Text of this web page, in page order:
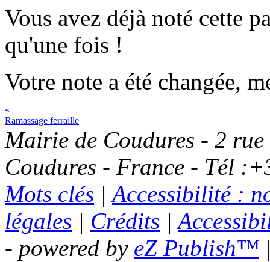
Vous avez déjà noté cette
qu'une fois !
Votre note a été changée,
«
Ramassage ferraille
Mairie de Coudures - 2
Coudures - France - Tél
Mots clés |Accessibilité :
légales | Crédits |
- powered by eZ Publish™